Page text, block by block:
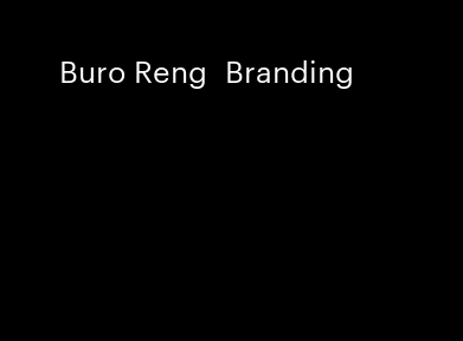
Buro Reng Branding